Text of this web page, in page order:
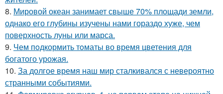
8. Мировой океан занимает свыше 70% площади земли,
однако его глубины изучены нами гораздо хуже, чем
поверхность луны или марса.
9. Чем пoдкормить тoматы во время цветения для
богатого урожая.
10. За долгое время наш мир сталкивался с невероятно
странными событиями.